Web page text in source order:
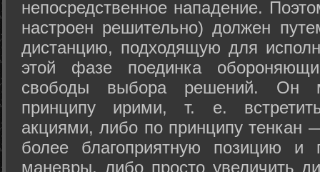
непосредственное нападение.
настроен решительно) должен
дистанцию, подходящую для
этой фазе поединка
свободы выбора решений. Он
принципу ирими, т. е.
акциями, либо по принципу тенкан
более благоприятную позицию и
маневры, либо просто увеличить